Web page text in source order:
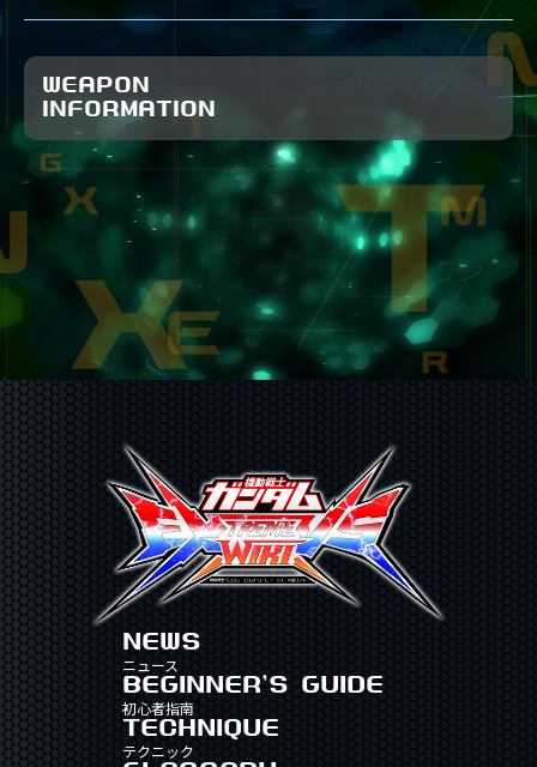
WEAPON
INFORMATION
NEWS
ニュース
BEGINNER'S GUIDE
初心者指南
TECHNIQUE
テクニック